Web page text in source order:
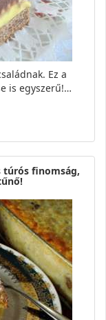
Ez a
is egyszerű!…
túrós finomság,